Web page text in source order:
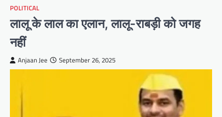
POLITICAL
लालू के लाल का एलान, लालू-राबड़ी को जगह
नहीं
Anjaan Jee September 26, 2025